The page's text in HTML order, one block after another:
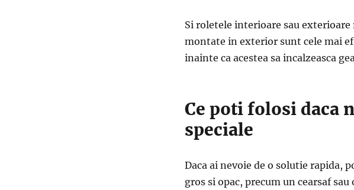
Si roletele interioare sau
montate in exterior sunt cele mai
inainte ca acestea sa incalzeasca
Ce poti folosi daca
speciale
Daca ai nevoie de o solutie rapida,
gros si opac, precum un cearsaf